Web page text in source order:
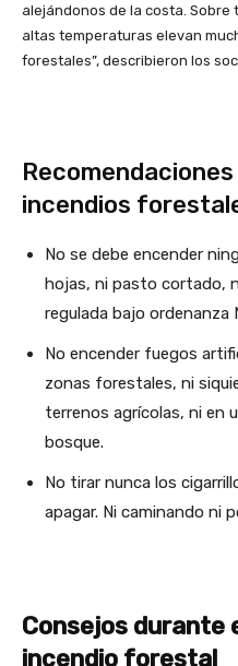
alejándonos de la costa. Sobre
altas temperaturas elevan
forestales”, describieron los
incendios
No se debe encender
hojas, ni pasto cortado,
regulada bajo ordenanza
No encender fuegos
zonas forestales, ni
terrenos agrícolas, ni en
bosque.
No tirar nunca los
apagar. Ni caminando ni
Consejos durante
incendio forestal